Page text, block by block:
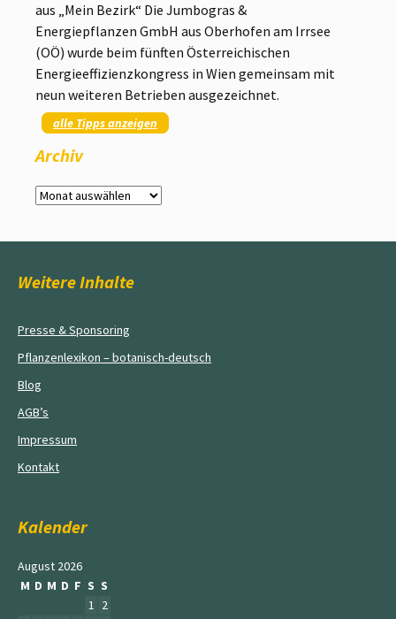
aus „Mein Bezirk“ Die Jumbogras &
Energiepflanzen GmbH aus Oberhofen am Irrsee
(OÖ) wurde beim fünften Österreichischen
Energieeffizienzkongress in Wien gemeinsam mit
neun weiteren Betrieben ausgezeichnet.
alle Tipps anzeigen
Archiv
Archiv
Weitere Inhalte
Presse & Sponsoring
Pflanzenlexikon – botanisch-deutsch
Blog
AGB’s
Impressum
Kontakt
Kalender
August 2026
M D M D F S S
1 2